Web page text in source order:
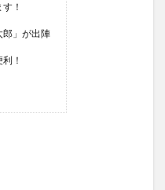
！
郎」が出陣
！